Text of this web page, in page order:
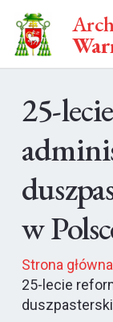
25-
w
Strona główna
25-lecie